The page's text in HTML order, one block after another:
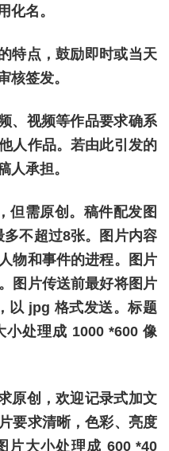
化名。
特点，鼓励即时或当天
核签发。
、视频等作品要求确系
人作品。若由此引发的
人承担。
但需原创。稿件配发图
不超过8张。图片内容
物和事件的进程。图片
图片传送前最好将图片
以 jpg 格式发送。标题
小处理成 1000 *600 像
原创，欢迎记录式加文
要求清晰，色彩、亮度
片大小处理成 600 *40